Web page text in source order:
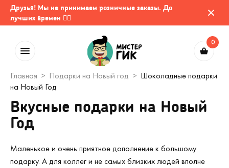
Друзья! Мы не принимаем розничные заказы. До
лучших времен 🤷‍♂️
0
Главная Подарки на Новый год
Шоколадные подарки
на Новый Год
Вкусные подарки на Новый
Год
Маленькое и очень приятное дополнение к большому
подарку. А для коллег и не самых близких людей вполне